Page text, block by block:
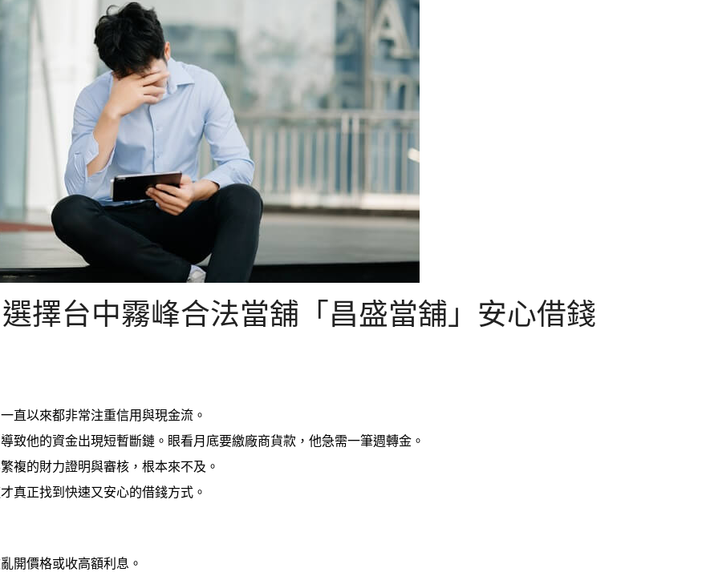
擇台中霧峰合法當舖「昌盛當舖」安心借錢
直以來都非常注重信用與現金流。
致他的資金出現短暫斷鏈。眼看月底要繳廠商貨款，他急需一筆週轉金。
複的財力證明與審核，根本來不及。
真正找到快速又安心的借錢方式。
開價格或收高額利息。